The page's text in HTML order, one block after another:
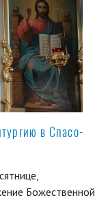
в Спасо-
Божественной